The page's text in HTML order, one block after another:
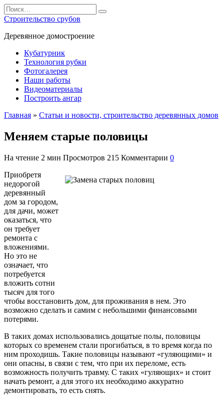
Перейти
к
содержанию
Search
for:
Строительство срубов
Деревянное домостроение
Кубатурник
Технология рубки
Фотогалерея
Наши работы
Видеоматериалы
Построить ангар
Главная » Статьи и новости, строительство деревянных домов
Меняем старые половицы
На чтение 2 мин Просмотров 215 Комментарии 0
Приобретя
недорогой
деревянный
дом за городом,
для дачи, может
оказаться, что
он требует
ремонта с
вложениями.
Но это не
означает, что
потребуется
вложить сотни
тысяч для того
чтобы восстановить дом, для проживания в нем. Это
возможно сделать и самим с небольшими финансовыми
потерями.
В таких домах использовались дощатые полы, половицы
которых со временем стали прогибаться, в то время когда по
ним проходишь. Такие половицы называют «гуляющими» и
они опасны, в связи с тем, что при их переломе, есть
возможность получить травму. С таких «гуляющих» и стоит
начать ремонт, а для этого их необходимо аккуратно
демонтировать, то есть снять.